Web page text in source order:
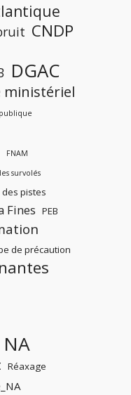
CNDP
DGAC
ministériel
FNAM
survolés
pistes
Fines PEB
de précaution
Réaxage